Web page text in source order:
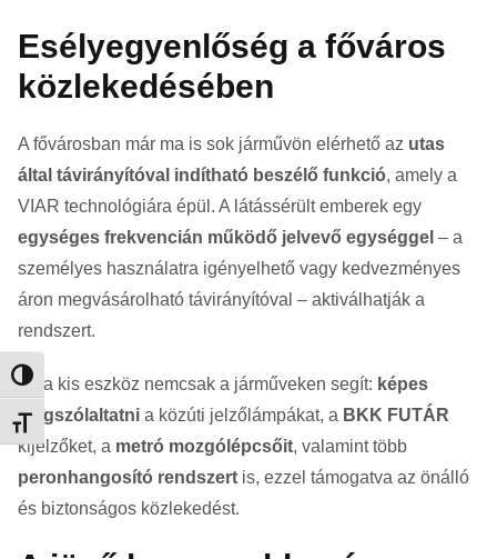
Nagy kontraszt váltása
Betűméret váltása
Esélyegyenlőség a főváros
közlekedésében
A fővárosban már ma is sok járművön elérhető az utas
által távirányítóval indítható beszélő funkció, amely a
VIAR technológiára épül. A látássérült emberek egy
egységes frekvencián működő jelvevő egységgel – a
személyes használatra igényelhető vagy kedvezményes
áron megvásárolható távirányítóval – aktiválhatják a
rendszert.
Ez a kis eszköz nemcsak a járműveken segít: képes
megszólaltatni a közúti jelzőlámpákat, a BKK FUTÁR
kijelzőket, a metró mozgólépcsőit, valamint több
peronhangosító rendszert is, ezzel támogatva az önálló
és biztonságos közlekedést.